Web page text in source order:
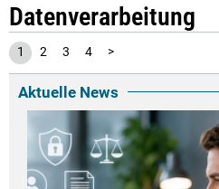
Datenverarbeitung
1 2 3 4 >
Aktuelle News